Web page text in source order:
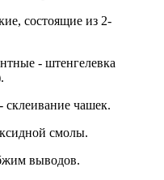
состоящие из 2-
- штенгелевка
чашек.
смолы.
выводов.